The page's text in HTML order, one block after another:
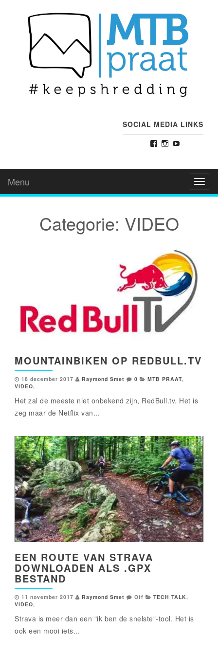
SOCIAL MEDIA LINKS
FacebookInstagram
Menu
Categorie: VIDEO
MOUNTAINBIKEN OP REDBULL.TV
18 december 2017 Raymond Smet 0 MTB PRAAT,
VIDEO,
Het zal de meeste niet onbekend zijn, RedBull.tv. Het is
zeg maar de Netflix van...
EEN ROUTE VAN STRAVA
DOWNLOADEN ALS .GPX
BESTAND
11 november 2017 Raymond Smet Off TECH TALK ,
VIDEO,
Strava is meer dan een "ik ben de snelste"-tool. Het is
ook een mooi iets...